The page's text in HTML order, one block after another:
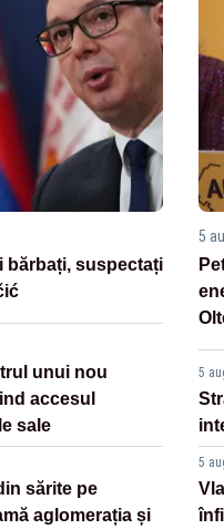
bărbați, suspectați
unui nou
accesul
sale
sărite pe
aglomerația și
5
5
5